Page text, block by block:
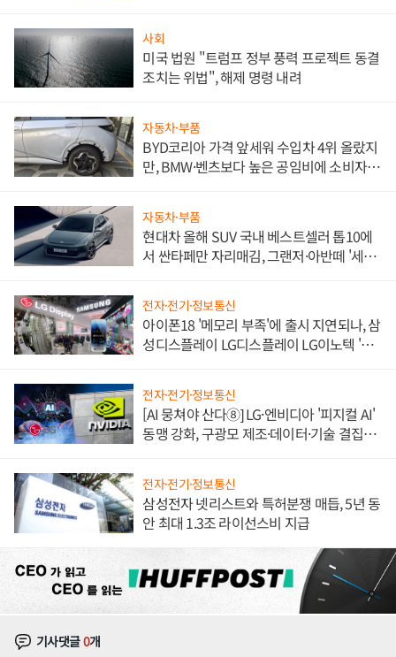
사회
미국 법원 "트럼프 정부 풍력 프로젝트 동결
조치는 위법", 해제 명령 내려
자동차·부품
BYD코리아 가격 앞세워 수입차 4위 올랐지
만, BMW·벤츠보다 높은 공임비에 소비자
자동차·부품
현대차 올해 SUV 국내 베스트셀러 톱10에
서 싼타페만 자리매김, 그랜저·아반떼 '세단
전자·전기·정보통신
아이폰18 '메모리 부족'에 출시 지연되나, 삼
성디스플레이 LG디스플레이 LG이노텍 '탈
전자·전기·정보통신
[AI 뭉쳐야 산다⑧] LG·엔비디아 '피지컬 AI'
동맹 강화, 구광모 제조·데이터·기술 결집
전자·전기·정보통신
삼성전자 넷리스트와 특허분쟁 매듭, 5년 동
안 최대 1.3조 라이선스비 지급
기사댓글0개